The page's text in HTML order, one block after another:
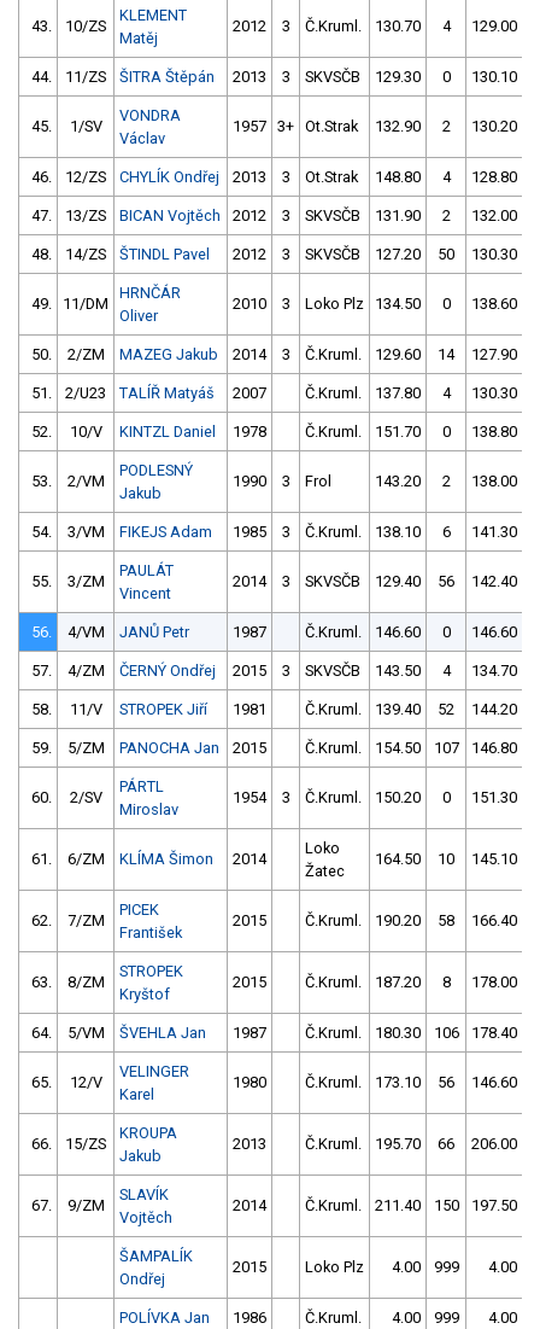
43. 10/ZS
KLEMENT
Matěj
2012 3 Č.Kruml. 130.70 4 129.00
44. 11/ZS ŠITRA Štěpán 2013 3 SKVSČB 129.30 0 130.10
45. 1/SV
VONDRA
Václav
1957 3+ Ot.Strak 132.90 2 130.20
46. 12/ZS CHYLÍK Ondřej 2013 3 Ot.Strak 148.80 4 128.80
47. 13/ZS BICAN Vojtěch 2012 3 SKVSČB 131.90 2 132.00
48. 14/ZS ŠTINDL Pavel 2012 3 SKVSČB 127.20 50 130.30
49. 11/DM
HRNČÁR
Oliver
2010 3 Loko Plz 134.50 0 138.60
50. 2/ZM MAZEG Jakub 2014 3 Č.Kruml. 129.60 14 127.90
51. 2/U23 TALÍŘ Matyáš 2007 Č.Kruml. 137.80 4 130.30
52. 10/V KINTZL Daniel 1978 Č.Kruml. 151.70 0 138.80
53. 2/VM
PODLESNÝ
Jakub
1990 3 Frol 143.20 2 138.00
54. 3/VM FIKEJS Adam 1985 3 Č.Kruml. 138.10 6 141.30
55. 3/ZM
PAULÁT
Vincent
2014 3 SKVSČB 129.40 56 142.40
56. 4/VM JANŮ Petr 1987 Č.Kruml. 146.60 0 146.60
57. 4/ZM ČERNÝ Ondřej 2015 3 SKVSČB 143.50 4 134.70
58. 11/V STROPEK Jiří 1981 Č.Kruml. 139.40 52 144.20
59. 5/ZM PANOCHA Jan 2015 Č.Kruml. 154.50 107 146.80
60. 2/SV
PÁRTL
Miroslav
1954 3 Č.Kruml. 150.20 0 151.30
61. 6/ZM KLÍMA Šimon 2014
Loko
Žatec
164.50 10 145.10
62. 7/ZM
PICEK
František
2015 Č.Kruml. 190.20 58 166.40
63. 8/ZM
STROPEK
Kryštof
2015 Č.Kruml. 187.20 8 178.00
64. 5/VM ŠVEHLA Jan 1987 Č.Kruml. 180.30 106 178.40
65. 12/V
VELINGER
Karel
1980 Č.Kruml. 173.10 56 146.60
66. 15/ZS
KROUPA
Jakub
2013 Č.Kruml. 195.70 66 206.00
67. 9/ZM
SLAVÍK
Vojtěch
2014 Č.Kruml. 211.40 150 197.50
ŠAMPALÍK
Ondřej
2015 Loko Plz 4.00 999 4.00
POLÍVKA Jan 1986 Č.Kruml. 4.00 999 4.00